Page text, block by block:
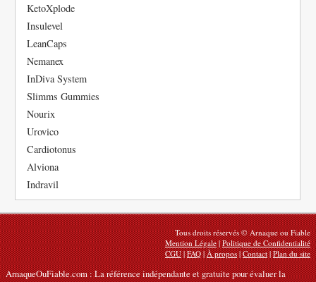
KetoXplode
Insulevel
LeanCaps
Nemanex
InDiva System
Slimms Gummies
Nourix
Urovico
Cardiotonus
Alviona
Indravil
Tous droits réservés © Arnaque ou Fiable
Mention Légale|Politique de Confidentialité
CGU|FAQ|À propos|Contact|Plan du site
ArnaqueOuFiable.com : La référence indépendante et gratuite pour évaluer la